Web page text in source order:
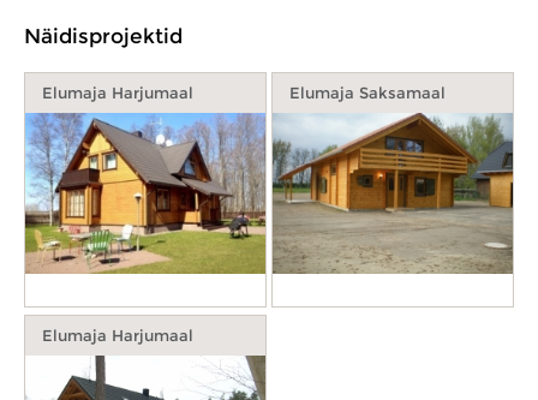
Näidisprojektid
Elumaja Harjumaal Elumaja Saksamaal
Elumaja Harjumaal